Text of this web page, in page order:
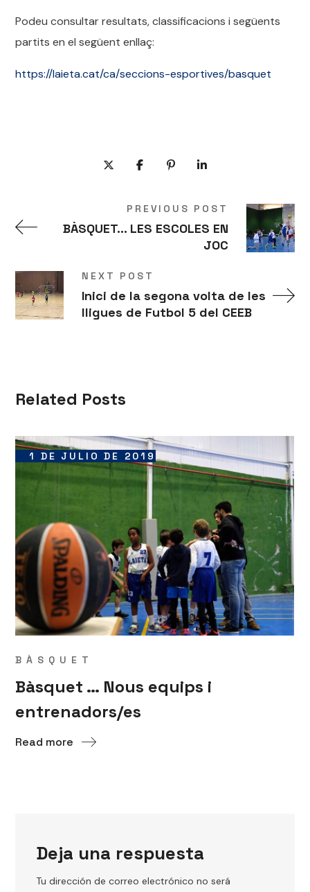
Podeu consultar resultats, classificacions i següents
partits en el següent enllaç:
https://laieta.cat/ca/seccions-esportives/basquet
PREVIOUS POST
BÀSQUET... LES ESCOLES EN
JOC
NEXT POST
Inici de la segona volta de les
lligues de Futbol 5 del CEEB
Related Posts
1 DE JULIO DE 2019
BÀSQUET
Bàsquet … Nous equips i
entrenadors/es
Read more
Deja una respuesta
Tu dirección de correo electrónico no será